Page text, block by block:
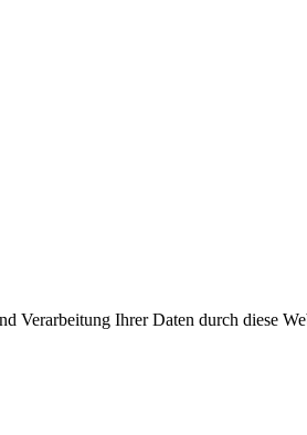
Verarbeitung Ihrer Daten durch diese